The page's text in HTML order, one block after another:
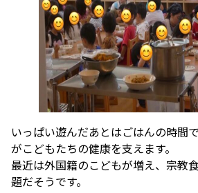
いっぱい遊んだあとはごはんの時間
がこどもたちの健康を支えます。
最近は外国籍のこどもが増え、宗教
題だそうです。